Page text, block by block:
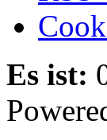
Es ist: